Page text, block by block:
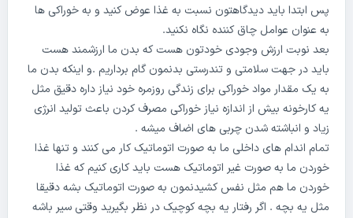
پس ابتدا باید دیدگاهتون نسبت به غذا عوض کنید و به خوراکی ها
به عنوان عوامل چاق کننده نگاه نکنید.
بعد نوبت ارزش وجودی خودتون هست که بدن ما ارزشمند هست
باید در جهت سلامتی و تندرستی بدنمون گام برداریم .و اینکه بدن ما
به یک مقدار مواد خوراکی برای زندگی روزمره خود نیاز داره دقیق مثل
یه کارخونه بیش از اندازه نیاز خوراکی مصرف کردن باعث تولید انرژی
زیاد و انباشته شدن چربی های اضاف میشه .
تمام اندام های داخلی ما به صورت اتوماتیک کار می کنند و تنها غذا
خوردن ما به صورت غیر اتوماتیک هست باید کاری کنیم که غذا
خوردن ما هم مثل نفس کشیدنمون به صورت اتوماتیک بشه دقیقا
مثل یه بچه . اگر رفتار یه بچه کوچیک در نظر بگیرید وقتی سیر باشه